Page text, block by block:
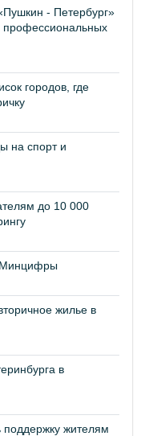
- Петербург»
профессиональных
городов, где
на спорт и
до 10 000
Минцифры
жилье в
в
жителям